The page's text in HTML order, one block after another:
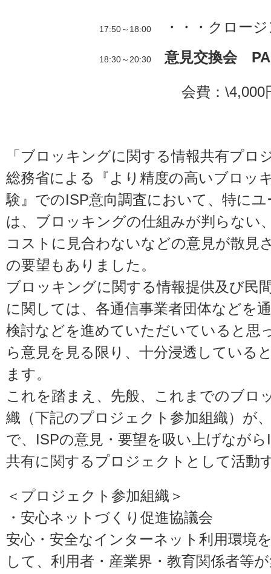
17:50～18:00 ・・・クロー
18:30～20:30 意見交換会
会費：\4,000
「ブロッキングに関する情報共有プロ
総務省による『より精度の高いブロッ
験』でのISP意向調査において、特に
は、ブロッキングの仕組みが判らない
コストに見合わないなどの意見が散見
の要望もありました。
ブロッキングに関する情報提供及び民
に関しては、各通信事業者団体などを
検討などを進めていただいていると思
ら意見を見る限り、十分浸透している
ます。
これを踏まえ、先般、これまでのブロ
織（下記のプロジェクト参加組織）が
で、ISPの意見・要望を吸い上げなが
共有に関するプロジェクトとして活動
＜プロジェクト参加組織＞
・ 安心ネットづくり促進協議会
安心・安全なインターネット利用環境
して、利用者・産業界・教育関係者等